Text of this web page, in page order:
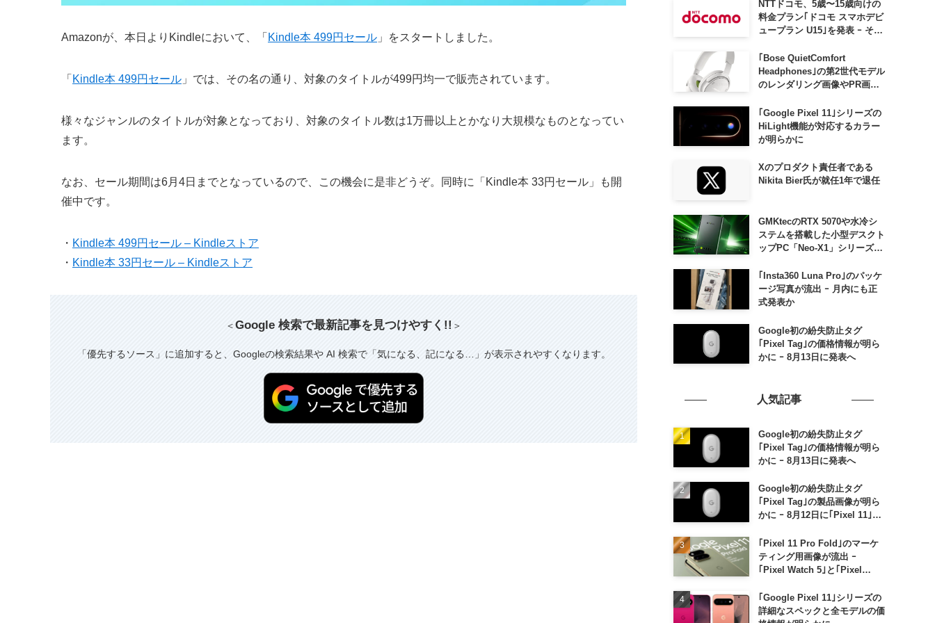
Amazonが、本日よりKindleにおいて、「 Kindle本 499円セール 」をスタートしました。
「 Kindle本 499円セール 」では、その名の通り、対象のタイトルが499円均一で販売されています。
様々なジャンルのタイトルが対象となっており、対象のタイトル数は1万冊以上とかなり大規模なものとなってい
ます。
なお、セール期間は6月4日までとなっているので、この機会に是非どうぞ。同時に「Kindle本 33円セール」も開
催中です。
・ Kindle本 499円セール – Kindleストア
・ Kindle本 33円セール – Kindleストア
＜Google 検索で最新記事を見つけやすく!! ＞
「優先するソース」に追加すると、Googleの検索結果や AI 検索で「気になる、記になる…」が表示されやすくなります。
NTTドコモ、5歳〜15歳向けの
料金プラン｢ドコモ スマホデビ
ュープラン U15｣を発表 ｰ その
子割｣も
｢Bose QuietComfort
Headphones｣の第2世代モデル
のレンダリング画像やPR画像
｢Google Pixel 11｣シリーズの
HiLight機能が対応するカラー
が明らかに
Xのプロダクト責任者である
Nikita Bier氏が就任1年で退任
GMKtecのRTX 5070や水冷シ
ステムを搭載した小型デスクト
ップPC「Neo-X1」シリーズ、
｢Insta360 Luna Pro｣のパッケ
ージ写真が流出 ｰ 月内にも正
式発表か
Google初の紛失防止タグ
｢Pixel Tag｣の価格情報が明ら
かに ｰ 8月13日に発表へ
人気記事
Google初の紛失防止タグ
｢Pixel Tag｣の価格情報が明ら
かに ｰ 8月13日に発表へ
Google初の紛失防止タグ
｢Pixel Tag｣の製品画像が明ら
かに ｰ 8月12日に｢Pixel 11｣な
｢Pixel 11 Pro Fold｣のマーケ
ティング用画像が流出 ｰ
｢Pixel Watch 5｣と｢Pixel
も｢Google Pixel 11｣シリーズの
詳細なスペックと全モデルの価